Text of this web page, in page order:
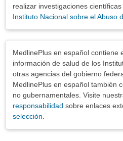
realizar investigaciones científicas
Instituto Nacional sobre el Abuso
MedlinePlus en español contiene
información de salud de los
otras agencias del gobierno
MedlinePlus en español también
no gubernamentales. Visite
responsabilidad sobre enlaces
selección